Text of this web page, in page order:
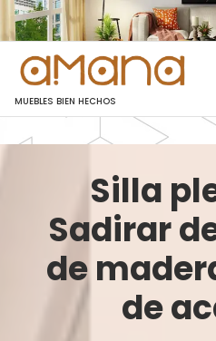
Saltar
al
contenido
MUEBLES BIEN HECHOS
Silla
Sadirar
de
de